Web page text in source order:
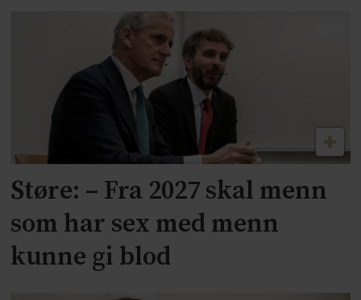
Støre: – Fra 2027 skal menn
som har sex med menn
kunne gi blod